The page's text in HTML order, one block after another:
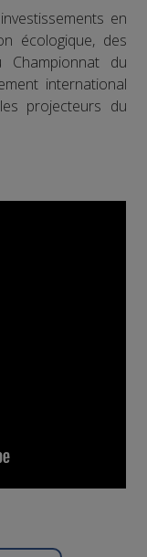
en
écologique, des
Championnat du
international
projecteurs du